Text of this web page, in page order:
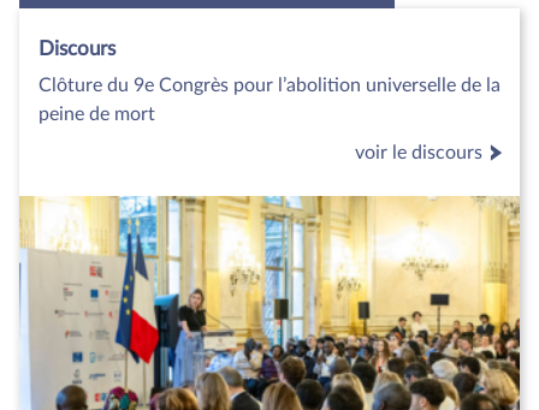
Discours
Clôture du 9e Congrès pour l’abolition universelle de la
peine de mort
voir le discours